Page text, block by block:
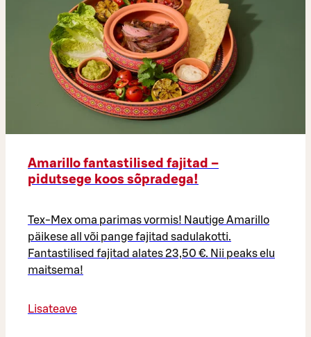
Amarillo fantastilised fajitad –
pidutsege koos sõpradega!
Tex-Mex oma parimas vormis! Nautige Amarillo
päikese all või pange fajitad sadulakotti.
Fantastilised fajitad alates 23,50 €. Nii peaks elu
maitsema!
Lisateave